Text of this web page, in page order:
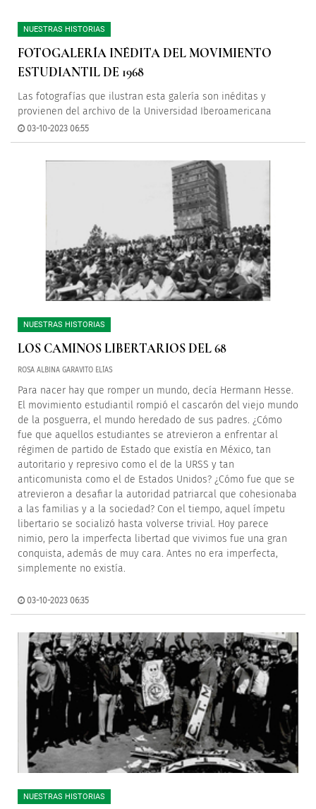
NUESTRAS HISTORIAS
FOTOGALERÍA INÉDITA DEL MOVIMIENTO
ESTUDIANTIL DE 1968
Las fotografías que ilustran esta galería son inéditas y
provienen del archivo de la Universidad Iberoamericana
03-10-2023 06:55
NUESTRAS HISTORIAS
LOS CAMINOS LIBERTARIOS DEL 68
ROSA ALBINA GARAVITO ELÍAS
Para nacer hay que romper un mundo, decía Hermann Hesse.
El movimiento estudiantil rompió el cascarón del viejo mundo
de la posguerra, el mundo heredado de sus padres. ¿Cómo
fue que aquellos estudiantes se atrevieron a enfrentar al
régimen de partido de Estado que existía en México, tan
autoritario y represivo como el de la URSS y tan
anticomunista como el de Estados Unidos? ¿Cómo fue que se
atrevieron a desafiar la autoridad patriarcal que cohesionaba
a las familias y a la sociedad? Con el tiempo, aquel ímpetu
libertario se socializó hasta volverse trivial. Hoy parece
nimio, pero la imperfecta libertad que vivimos fue una gran
conquista, además de muy cara. Antes no era imperfecta,
simplemente no existía.
03-10-2023 06:35
NUESTRAS HISTORIAS